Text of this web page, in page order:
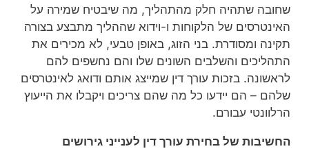
שחובה שתהיה חלק מהתהליך, מה שיבטיח שמירה על
האינטרסים של הלקוחות ו-וידוא שההליך מתבצע בצורה
תקינה ומסודרת. בני הזוג, באופן טבעי, לא מכירים את
התהליכים והשלבים השונים שלו והם נחשפים להם
לראשונה. בזכות עורך דין שמייצג אותם ודואג לאינטרסים
שלהם – הם יידעו כל מה שהם צריכים ויקבלו את הייעוץ
הרלוונטי עבורם.
החשיבות של בחירת עורך דין לענייני גירושים